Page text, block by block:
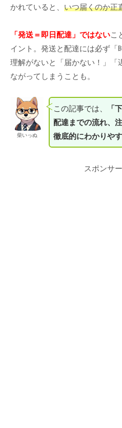
かれていると、 いつ届くのか正
「発送＝即日配達」ではないこ
イント。発送と配達には必ず「
理解がないと「届かない！」「
ながってしまうことも。
柴いっぬ
この記事では、
「
配達までの流れ、
徹底的にわかりや
スポンサ